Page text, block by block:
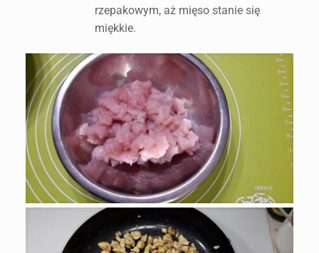
rzepakowym, aż mięso stanie się
miękkie.